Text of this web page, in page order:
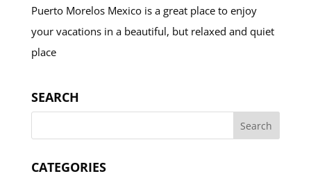
Puerto Morelos Mexico is a great place to enjoy
your vacations in a beautiful, but relaxed and quiet
place
SEARCH
CATEGORIES